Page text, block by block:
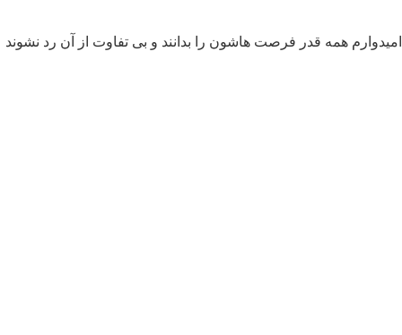
همه قدر فرصت هاشون را بدانند و بی تفاوت از آن رد نشوند